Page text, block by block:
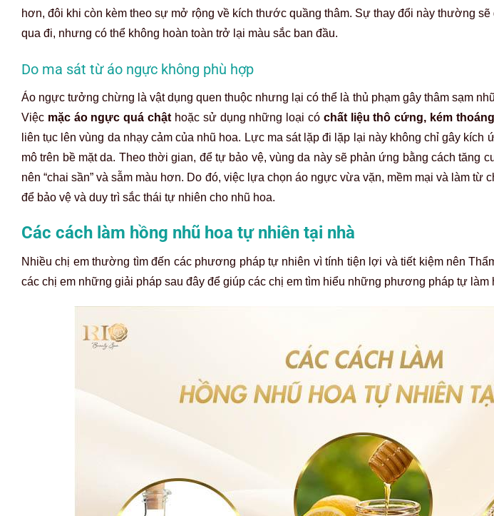
hơn, đôi khi còn kèm theo sự mở rộng về kích thước quầng thâm. Sự thay đổi này thường
qua đi, nhưng có thể không hoàn toàn trở lại màu sắc ban đầu.
Do ma sát từ áo ngực không phù hợp
Áo ngực tưởng chừng là vật dụng quen thuộc nhưng lại có thể là thủ phạm gây thâm sạm
Việc mặc áo ngực quá chật hoặc sử dụng những loại có chất liệu thô cứng, kém
liên tục lên vùng da nhạy cảm của nhũ hoa. Lực ma sát lặp đi lặp lại này không chỉ gây kích
mô trên bề mặt da. Theo thời gian, để tự bảo vệ, vùng da này sẽ phản ứng bằng cách tăng
nên “chai sần” và sẫm màu hơn. Do đó, việc lựa chọn áo ngực vừa vặn, mềm mại và làm từ
để bảo vệ và duy trì sắc thái tự nhiên cho nhũ hoa.
Các cách làm hồng nhũ hoa tự nhiên tại nhà
Nhiều chị em thường tìm đến các phương pháp tự nhiên vì tính tiện lợi và tiết kiệm nên
các chị em những giải pháp sau đây để giúp các chị em tìm hiểu những phương pháp tự làm